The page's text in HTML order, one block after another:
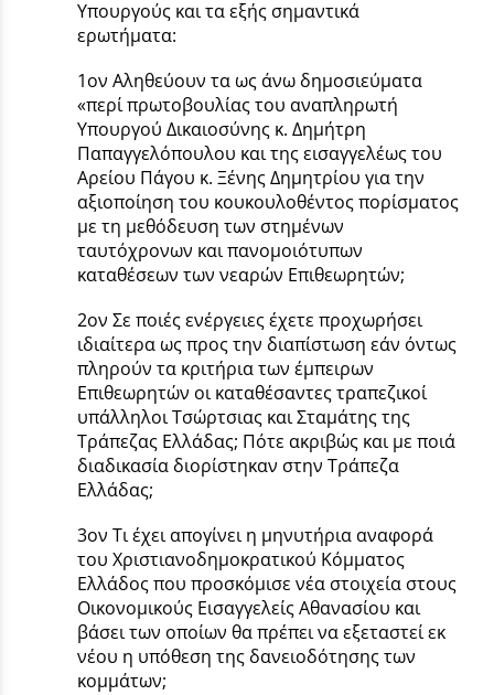
Υπουργούς και τα εξής σημαντικά
ερωτήματα:
1ον Αληθεύουν τα ως άνω δημοσιεύματα
«περί πρωτοβουλίας του αναπληρωτή
Υπουργού Δικαιοσύνης κ. Δημήτρη
Παπαγγελόπουλου και της εισαγγελέως του
Αρείου Πάγου κ. Ξένης Δημητρίου για την
αξιοποίηση του κουκουλοθέντος πορίσματος
με τη μεθόδευση των στημένων
ταυτόχρονων και πανομοιότυπων
καταθέσεων των νεαρών Επιθεωρητών;
2ον Σε ποιές ενέργειες έχετε προχωρήσει
ιδιαίτερα ως προς την διαπίστωση εάν όντως
πληρούν τα κριτήρια των έμπειρων
Επιθεωρητών οι καταθέσαντες τραπεζικοί
υπάλληλοι Τσώρτσιας και Σταμάτης της
Τράπεζας Ελλάδας; Πότε ακριβώς και με ποιά
διαδικασία διορίστηκαν στην Τράπεζα
Ελλάδας;
3ον Τι έχει απογίνει η μηνυτήρια αναφορά
του Χριστιανοδημοκρατικού Κόμματος
Ελλάδος που προσκόμισε νέα στοιχεία στους
Οικονομικούς Εισαγγελείς Αθανασίου και
βάσει των οποίων θα πρέπει να εξεταστεί εκ
νέου η υπόθεση της δανειοδότησης των
κομμάτων;